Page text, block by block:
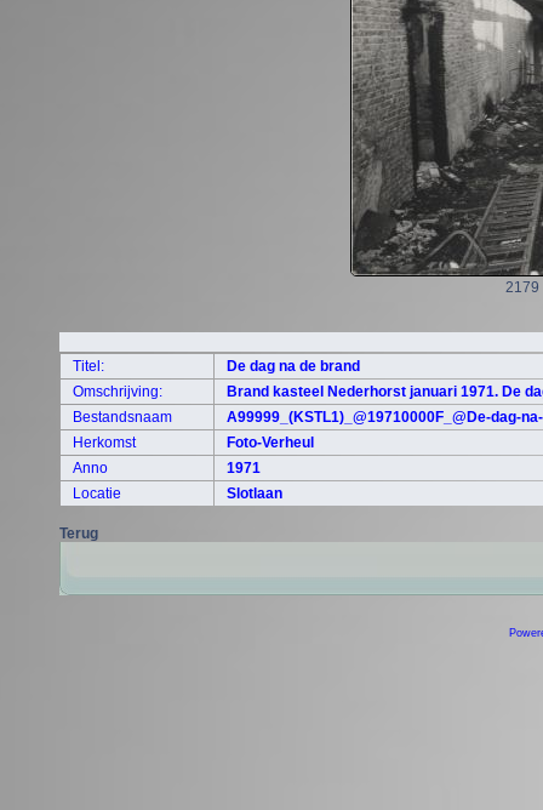
2179
Titel:
De dag na de brand
Omschrijving:
Brand kasteel Nederhorst januari 1971. De
Bestandsnaam
A99999_(KSTL1)_@19710000F_@De-dag-
Herkomst
Foto-Verheul
Anno
1971
Locatie
Slotlaan
Terug